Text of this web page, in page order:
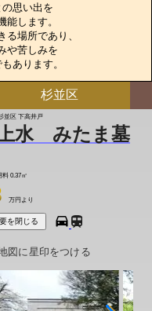
思い出を
能します。
る場所であり、
や苦しみを
あります。
杉並区
並区 下高井戸
水 みたま墓
料 0.37㎡
万円より
を閉じる
図に星印をつける